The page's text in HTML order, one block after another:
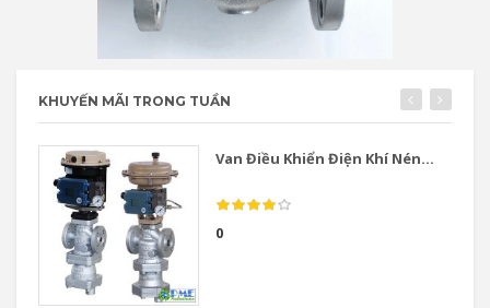
KHUYẾN MÃI TRONG TUẦN
Van Điều Khiển Điện Khí Nén...
0